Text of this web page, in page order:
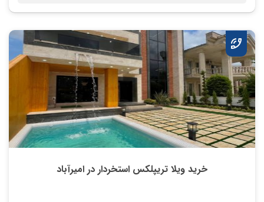
خرید ویلا تریپلکس استخردار در امیرآباد